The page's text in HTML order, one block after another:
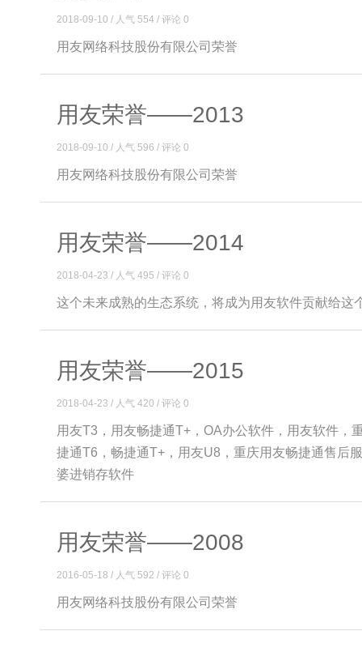
2018-09-10 / 人气 554 / 评论 0
用友网络科技股份有限公司荣誉
用友荣誉——2013
2018-09-10 / 人气 596 / 评论 0
用友网络科技股份有限公司荣誉
用友荣誉——2014
2018-04-23 / 人气 495 / 评论 0
这个未来成熟的生态系统，将成为用友软件贡献给这
用友荣誉——2015
2018-04-23 / 人气 420 / 评论 0
用友T3，用友畅捷通T+，OA办公软件，用友软件，
捷通T6，畅捷通T+，用友U8，重庆用友畅捷通售后
婆进销存软件
用友荣誉——2008
2016-05-18 / 人气 592 / 评论 0
用友网络科技股份有限公司荣誉